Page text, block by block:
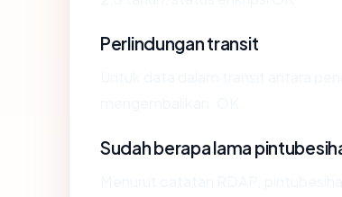
Perlindungan transit
Sudah berapa lama